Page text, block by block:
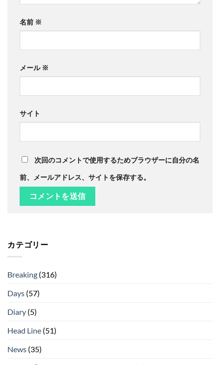
名前 ※
メール ※
サイト
次回のコメントで使用するためブラウザーに自分の名
前、メールアドレス、サイトを保存する。
カテゴリー
Breaking (316)
Days (57)
Diary (5)
Head Line (51)
News (35)